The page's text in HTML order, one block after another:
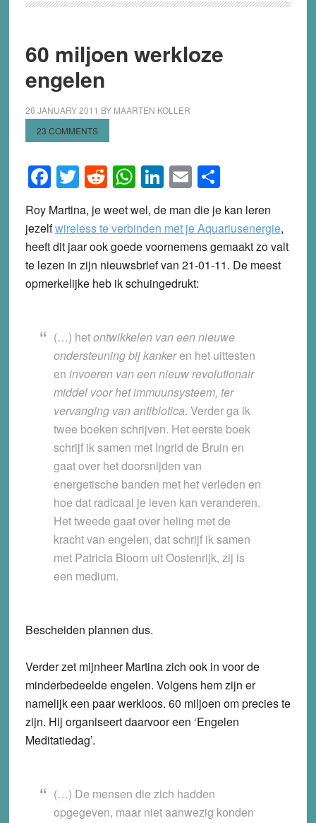
60 miljoen werkloze
engelen
26 JANUARY 2011 BY MAARTEN KOLLER
23 COMMENTS
Facebook
Twitter
Reddit
WhatsApp
LinkedIn
EmailShare
Roy Martina, je weet wel, de man die je kan leren
jezelfwireless te verbinden met je Aquariusenergie,
heeft dit jaar ook goede voornemens gemaakt zo valt
te lezen in zijn nieuwsbrief van 21-01-11. De meest
opmerkelijke heb ik schuingedrukt:
(…) hetontwikkelen van een nieuwe
ondersteuning bij kankeren het uittesten
en invoeren van een nieuw revolutionair
middel voor het immuunsysteem, ter
vervanging van antibiotica. Verder ga ik
twee boeken schrijven. Het eerste boek
schrijf ik samen met Ingrid de Bruin en
gaat over het doorsnijden van
energetische banden met het verleden en
hoe dat radicaal je leven kan veranderen.
Het tweede gaat over heling met de
kracht van engelen, dat schrijf ik samen
met Patricia Bloom uit Oostenrijk, zij is
een medium.
Bescheiden plannen dus.
Verder zet mijnheer Martina zich ook in voor de
minderbedeelde engelen. Volgens hem zijn er
namelijk een paar werkloos. 60 miljoen om precies te
zijn. Hij organiseert daarvoor een ‘Engelen
Meditatiedag’.
(…) De mensen die zich hadden
opgegeven, maar niet aanwezig konden